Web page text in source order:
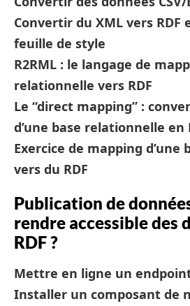
Convertir du XML vers
feuille de style
R2RML : le langage de
relationnelle vers RDF
Le “direct mapping” :
d’une base relationnelle en
Exercice de mapping
vers du RDF
Publication de
rendre accessible des
RDF ?
Mettre en ligne un endpoint
Installer un composant de